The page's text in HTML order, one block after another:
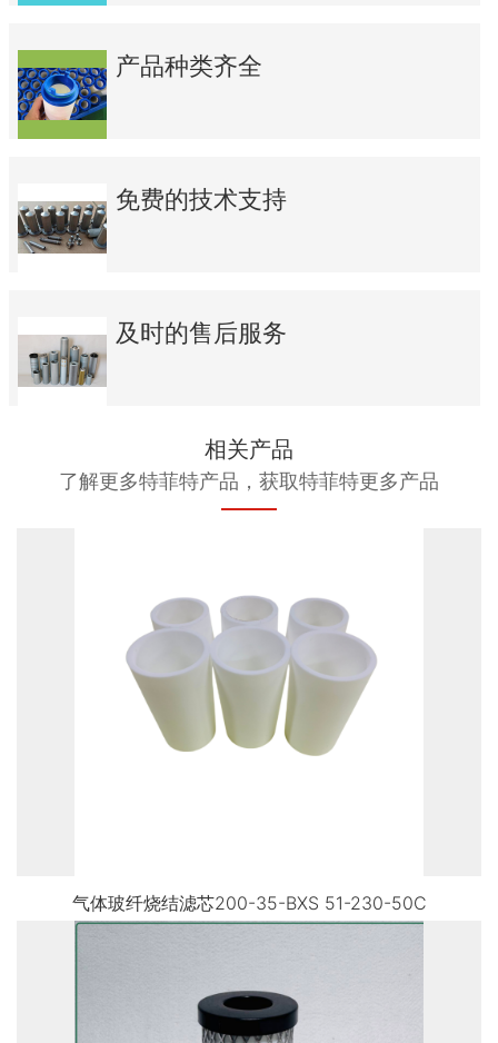
产品种类齐全
免费的技术支持
及时的售后服务
相关产品
了解更多特菲特产品，获取特菲特更多产品
气体玻纤烧结滤芯200-35-BXS 51-230-50C